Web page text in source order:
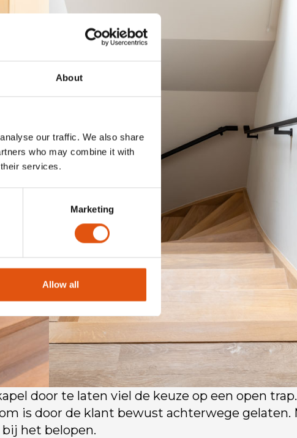
About
our traffic. We also share
who may combine it with
services.
Marketing
Allow all
door te laten viel de keuze op een open
is door de klant bewust achterwege gelaten.
het belopen.